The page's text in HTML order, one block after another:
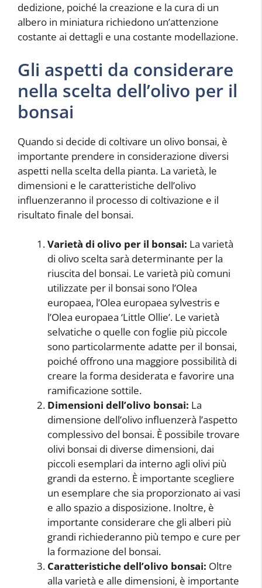
dedizione, poiché la creazione e la cura di un
albero in miniatura richiedono un’attenzione
costante ai dettagli e una costante modellazione.
Gli aspetti da considerare
nella scelta dell’olivo per il
bonsai
Quando si decide di coltivare un olivo bonsai, è
importante prendere in considerazione diversi
aspetti nella scelta della pianta. La varietà, le
dimensioni e le caratteristiche dell’olivo
influenzeranno il processo di coltivazione e il
risultato finale del bonsai.
Varietà di olivo per il bonsai: La varietà
di olivo scelta sarà determinante per la
riuscita del bonsai. Le varietà più comuni
utilizzate per il bonsai sono l’Olea
europaea, l’Olea europaea sylvestris e
l’Olea europaea ‘Little Ollie’. Le varietà
selvatiche o quelle con foglie più piccole
sono particolarmente adatte per il bonsai,
poiché offrono una maggiore possibilità di
creare la forma desiderata e favorire una
ramificazione sottile.
Dimensioni dell’olivo bonsai: La
dimensione dell’olivo influenzerà l’aspetto
complessivo del bonsai. È possibile trovare
olivi bonsai di diverse dimensioni, dai
piccoli esemplari da interno agli olivi più
grandi da esterno. È importante scegliere
un esemplare che sia proporzionato ai vasi
e allo spazio a disposizione. Inoltre, è
importante considerare che gli alberi più
grandi richiederanno più tempo e cure per
la formazione del bonsai.
Caratteristiche dell’olivo bonsai: Oltre
alla varietà e alle dimensioni, è importante